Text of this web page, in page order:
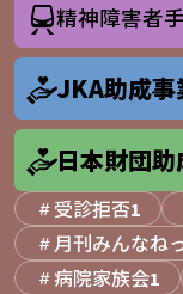
精神障害者
JKA助成事
日本財団
受診拒否1
月刊みんなね
病院家族会1